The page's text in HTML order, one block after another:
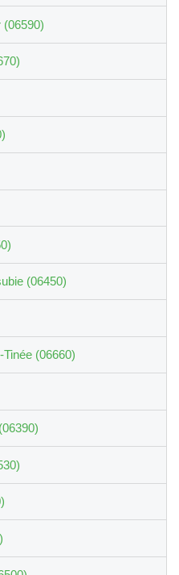
(06590)
(06450)
(06660)